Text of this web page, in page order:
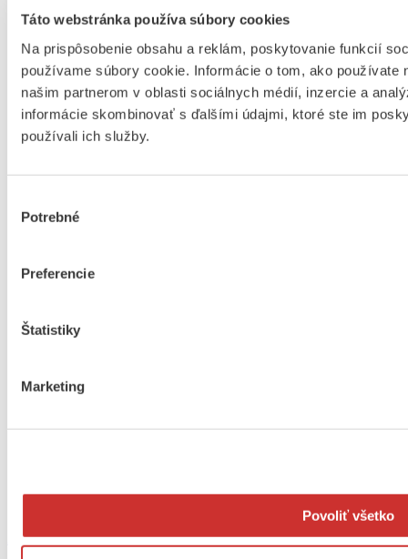
Táto webstránka používa súbory cookies
Na prispôsobenie obsahu a reklám, poskytovanie funkcií
používame súbory cookie. Informácie o tom, ako používate
našim partnerom v oblasti sociálnych médií, inzercie a
informácie skombinovať s ďalšími údajmi, ktoré ste im
používali ich služby.
súhlasu
Potrebné
Preferencie
Štatistiky
Marketing
Povoliť všetko
Ženy